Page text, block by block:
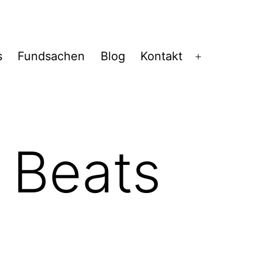
Fundsachen Blog Kontakt